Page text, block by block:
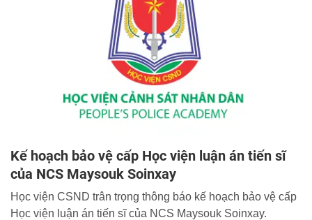
Kế hoạch bảo vệ cấp Học viện luận án tiến sĩ
của NCS Maysouk Soinxay
Học viện CSND trân trọng thông báo kế hoạch bảo vệ cấp
Học viện luận án tiến sĩ của NCS Maysouk Soinxay.